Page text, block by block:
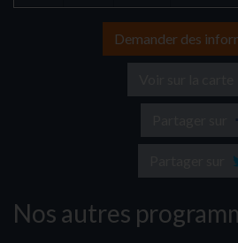
Demander des
Nos autres